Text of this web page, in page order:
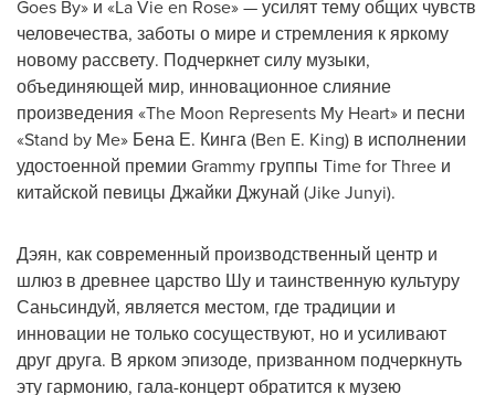
Goes By» и «La Vie en Rose» — усилят тему общих чувств
человечества, заботы о мире и стремления к яркому
новому рассвету. Подчеркнет силу музыки,
объединяющей мир, инновационное слияние
произведения «The Moon Represents My Heart» и песни
«Stand by Me» Бена Е. Кинга (Ben E. King) в исполнении
удостоенной премии Grammy группы Time for Three и
китайской певицы Джайки Джунай (Jike Junyi).
Дэян, как современный производственный центр и
шлюз в древнее царство Шу и таинственную культуру
Саньсиндуй, является местом, где традиции и
инновации не только сосуществуют, но и усиливают
друг друга. В ярком эпизоде, призванном подчеркнуть
эту гармонию, гала-концерт обратится к музею